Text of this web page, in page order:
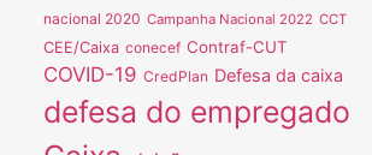
nacional 2020 Campanha Nacional 2022 CCT
CEE/Caixa conecef Contraf-CUT
COVID-19 CredPlan Defesa da caixa
defesa do empregado